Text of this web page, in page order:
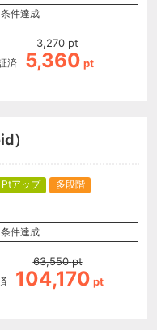
条件達成
済
3,270 pt
5,360 pt
）
Ptアップ
多段階
条件達成
63,550 pt
104,170 pt